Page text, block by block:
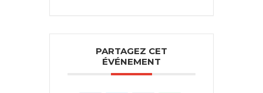
PARTAGEZ CET
ÉVÉNEMENT